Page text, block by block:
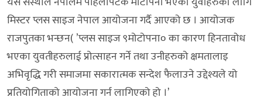
मिस्टर प्लस साइज नेपाल आयोजना गर्दै आएको छ । आयोजक
राजपुतका भन्छन( ’प्लस साइज ९मोटोपना० का कारण हिनतावोध
भएका युवतीहरुलाई प्रोत्साहन गर्ने तथा उनीहरुको क्षमतालाइ
अभिवृद्धि गरी समाजमा सकारात्मक सन्देश फैलाउने उद्देश्यले यो
प्रतियोगिताको आयोजना गर्न लागिएको हो ।’